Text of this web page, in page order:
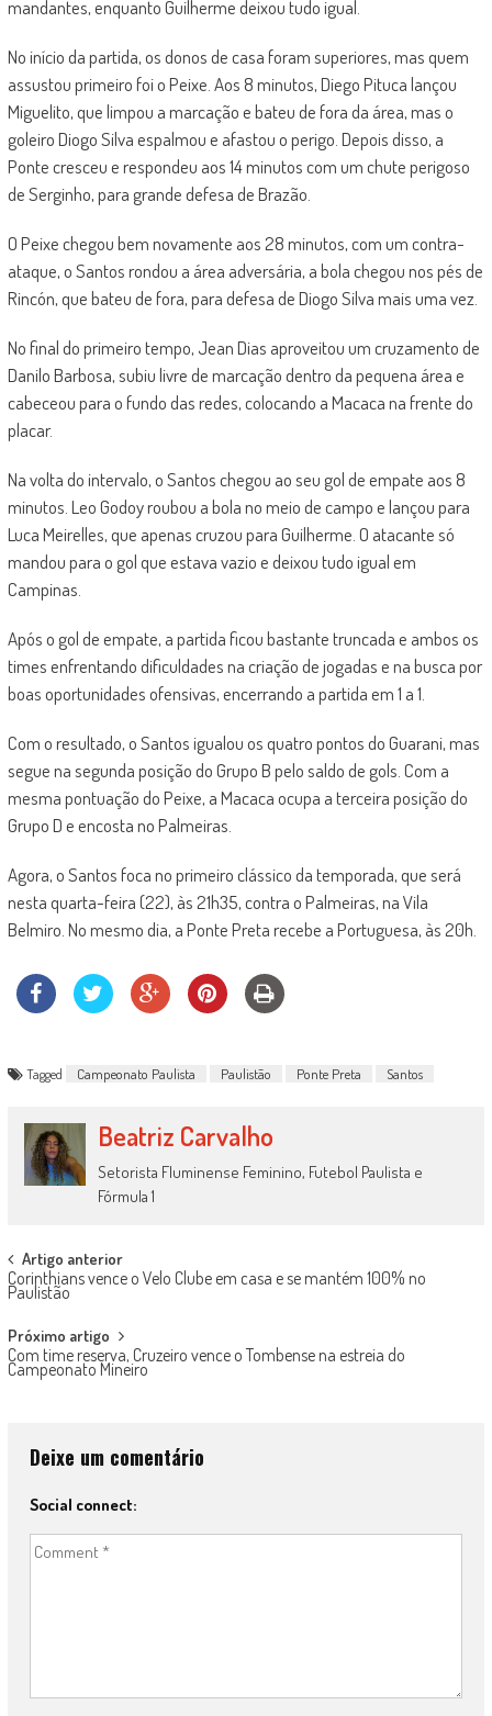
mandantes, enquanto Guilherme deixou tudo igual.
No início da partida, os donos de casa foram superiores, mas quem
assustou primeiro foi o Peixe. Aos 8 minutos, Diego Pituca lançou
Miguelito, que limpou a marcação e bateu de fora da área, mas o
goleiro Diogo Silva espalmou e afastou o perigo. Depois disso, a
Ponte cresceu e respondeu aos 14 minutos com um chute perigoso
de Serginho, para grande defesa de Brazão.
O Peixe chegou bem novamente aos 28 minutos, com um contra-
ataque, o Santos rondou a área adversária, a bola chegou nos pés de
Rincón, que bateu de fora, para defesa de Diogo Silva mais uma vez.
No final do primeiro tempo, Jean Dias aproveitou um cruzamento de
Danilo Barbosa, subiu livre de marcação dentro da pequena área e
cabeceou para o fundo das redes, colocando a Macaca na frente do
placar.
Na volta do intervalo, o Santos chegou ao seu gol de empate aos 8
minutos. Leo Godoy roubou a bola no meio de campo e lançou para
Luca Meirelles, que apenas cruzou para Guilherme. O atacante só
mandou para o gol que estava vazio e deixou tudo igual em
Campinas.
Após o gol de empate, a partida ficou bastante truncada e ambos os
times enfrentando dificuldades na criação de jogadas e na busca por
boas oportunidades ofensivas, encerrando a partida em 1 a 1.
Com o resultado, o Santos igualou os quatro pontos do Guarani, mas
segue na segunda posição do Grupo B pelo saldo de gols. Com a
mesma pontuação do Peixe, a Macaca ocupa a terceira posição do
Grupo D e encosta no Palmeiras.
Agora, o Santos foca no primeiro clássico da temporada, que será
nesta quarta-feira (22), às 21h35, contra o Palmeiras, na Vila
Belmiro. No mesmo dia, a Ponte Preta recebe a Portuguesa, às 20h.
Tagged Campeonato Paulista Paulistão Ponte Preta Santos
Beatriz Carvalho
Setorista Fluminense Feminino, Futebol Paulista e
Fórmula 1
Post
navigation
Artigo anterior
Corinthians vence o Velo Clube em casa e se mantém 100% no
Paulistão
Próximo artigo
Com time reserva, Cruzeiro vence o Tombense na estreia do
Campeonato Mineiro
Deixe um comentário
Social connect: